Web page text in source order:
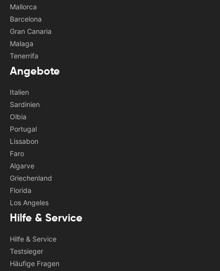
Mallorca
Barcelona
Gran Canaria
Malaga
Tenerrifa
Angebote
Italien
Sardinien
Olbia
Portugal
Lissabon
Faro
Algarve
Griechenland
Florida
Los Angeles
Hilfe & Service
Hilfe & Service
Testsieger
Häufige Fragen